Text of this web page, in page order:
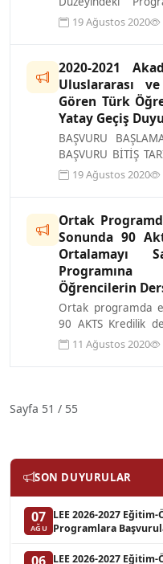
Anadal, Yan Dal İle
19 Ağustos 2020
2020-2021
Uluslararası
Gören Türk
Yatay Geçiş
BAŞVURU
BAŞVURU BİTİŞ
AÇIKLAMA TARİHİ :
19 Ağustos 2020
Ortak
Sonunda 90
Ortalamayı
Öğrencilerin
Ortak programda
90 AKTS Kredilik
(başarısız en az bir
11 Ağustos 2020
Sayfa 51 / 55
SON DUYURULAR
07
AĞU
LEE 2026-2027 Eğitim-
Programlara
LEE 2026-2027 Eğitim-